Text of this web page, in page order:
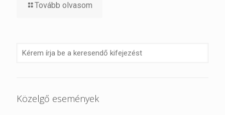
Tovább olvasom
Közelgő események